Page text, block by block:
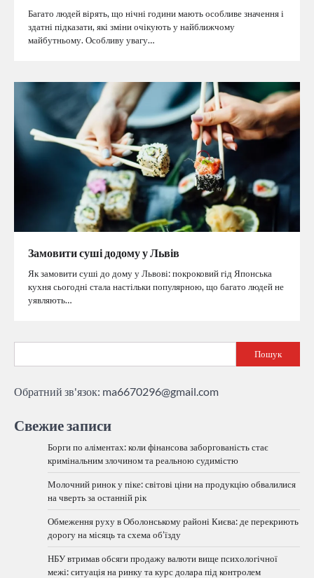
Багато людей вірять, що нічні години мають особливе значення і
здатні підказати, які зміни очікують у найближчому
майбутньому. Особливу увагу…
Замовити суші додому у Львів
Як замовити суші до дому у Львові: покроковий гід Японська
кухня сьогодні стала настільки популярною, що багато людей не
уявляють…
Пошук
Обратний зв'язок: ma6670296@gmail.com
Свежие записи
Борги по аліментах: коли фінансова заборгованість стає
кримінальним злочином та реальною судимістю
Молочний ринок у піке: світові ціни на продукцію обвалилися
на чверть за останній рік
Обмеження руху в Оболонському районі Києва: де перекриють
дорогу на місяць та схема об’їзду
НБУ втримав обсяги продажу валюти вище психологічної
межі: ситуація на ринку та курс долара під контролем